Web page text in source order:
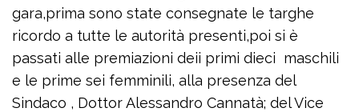
gara,prima sono state consegnate le targhe
ricordo a tutte le autorità presenti,poi si è
passati alle premiazioni deii primi dieci maschili
e le prime sei femminili, alla presenza del
Sindaco , Dottor Alessandro Cannatà; del Vice